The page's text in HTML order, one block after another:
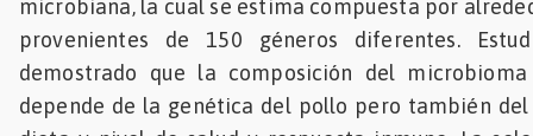
microbiana, la cual se estima compuesta por
provenientes de 150 géneros diferentes.
demostrado que la composición del
depende de la genética del pollo pero también del